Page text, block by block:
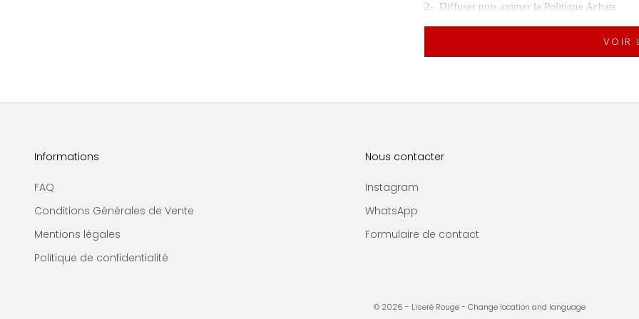
2- Diffuser puis animer la Politique Achats
Vous contribuez à diffuser les bonnes pratiques Achats
Partage Groupe Richemont
Doté d’un excellent relationnel et d’un esprit
VOIR
Informations
FAQ
Conditions Générales de Vente
Mentions légales
Politique de confidentialité
Nous contacter
Instagram
WhatsApp
Formulaire de contact
© 2026 - Liseré Rouge- Change location and language